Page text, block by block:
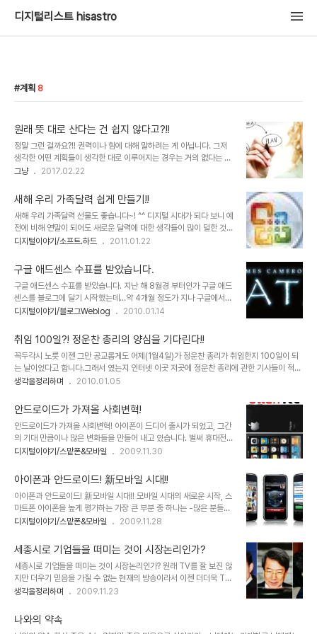
디지털리스트 hisastro
계획 8
원래 뜻 대로 산다는 건 쉽지 않다고?!!
정말 그런 걸까요?!! 권력이나 힘에 대해 말하려는 게 아닙니다. 그저
생각한 어떤 계획들이 생각한 대로 이루어지는 경우는 거의 없다는 겁
니다. 그건 하고자 했던 생각들을 실천하는 과정에 너무도 많은 변수와
하는 것처럼 보이기도 합니다. 쉽게 말하는 이들이야 계획은 그저 계획
일 뿐이라고 할지 모르지만,(이럴 때 언어 표현 능력에 늘 부족하기만
내가 너무 야속하기만 합니다. 누굴 탓할 수도 없고...) 계획이란 건 일
정한 틀로 짜여진 것만이 아니죠. 일상에서 지속하고자 다짐한 일들도
계획이랄 수 있고, 구체적이지 않더라도 삶에 대한 나름의 구상도 그
살펴 계획을 세우고 여..
그냥 2017.02.22
새해 우리 가족달력 쉽게 만들기!!
새해 우리 가족달력 선물도 좋습니다~! ^^ 디지털 시대가 되다 보니 예
전에 비해 연말이 되어도 새로운 달력에 대한 생각들이 많이 덜한 것은
사실입니다. 하지만, 노무현 대통령 기념 달력이라던지, 무한도전 등
는 적지 않아 보입니다. 또한 예전과는 다르게 나만의 달력이랄까요?
색다른 멋과 재미를 가지고 새해 달력을 만들고자 하는 마음들은 과거
보다 더하지 않나 생각됩니다. 그래서 요즘은 달력도 맞춤형으로 제작
해주는 곳들이 많이 있지요. 하지만 이렇게 별도의 돈을 들이는 것 말
고 직접 달력을 만들어 가족 친지들에게 작은 선물로 나누어 주는 것도
이 우선 어렵지 않을까 생각을..
디지털이야기/소프트.하드 2011.01.22
구글 애드센스 수표를 받았습니다.
구글 애드센스 수표를 받았습니다. 지난 해 8월경 부터인가 구글 애드
센스를 블로그에 달기 시작했는데...약 4개월 정도가 지나 구글에서
보내온 수표를 어제 받아 보게 되었습니다. 이미 몇년 전부터 구글 애
Quick Cash 방식이 도입되어 최근 들어서는 구글 애드센스 수표를
받았다는 포스트는 별로 보질 못하는 듯 합니다.암튼, 이렇게 수표를
받게 되니 기분이 묘해집니다.광고 수입을 목적으로 블로그를 운영하
는 것은 아니지만, 블로그 운영과 상호작용의 성격으로써 광고를 생각
하고는 있습니다. "하츠의 꿈" 블로글 운영하시면서 최근 오픈한 명섭
되는 하나의 방법으로써 블로그..
디지털이야기/블로그Weblog 2010.01.14
취임 100일?! 정운찬 총리의 양심을 기다린다!!
꼭두각시 노릇 이젠 그만 공교롭게도 어제(1월4일)가 정운찬 총리가 취임한지 100일이 되
는 날이었다고 합니다.그래서 였는지 인터넷 이곳 저곳에 정운찬 총리에 관한 기사들이 적지
않았던 것이었나 봅니다.그리고 그 "100"이라는 숫자와 연계한 세종시 문제는 이제 정운찬
의 모습을 보면, 헤세의 소설에서 데미안의 어린시절 어리석었던 일면을 보는 듯 하기도 하
고, 수많은 과거 속에서 배반을 한 자가 새로운 반대의 세상에서 보다 인정 받기 위해 그러지
않아도 될 모습까지 하며 오버하는 것 같기도 합니다.마치 자신이 엄청난 힘을 지니게 될 것
이나 아니면, 그러고자 하는 의지가 있기 때문에 그런 것인지 약간은 안쓰러워 보입니다...
생각을정리하며 2010.01.05
안드로이드가 가져올 사회변혁!
안드로이드가 가져올 사회변혁! 아이폰이 드디어 출시가 되었고, 그간
의 기대 만큼이나 많은 변화들을 만들어 내고 있습니다. 벌써 휴대전화
통신요금의 인하가 거론되거나 발표되고 있고, 이동통신사 별로 데이
보입니다. 이제 곧 안드로이드도 국내에 선보이게 됩니다. 들려오는 소
문들 중에는 "한국형 안드로이드"라는 말로 스팩이 다운된 형태의 출
시 가능성들을 시사하고 있기도 합니다만, 그것이 결코 쉽지는 않을 것
이라는 생각과 함께, 아이폰가 가져왔던 그 이상, 아니 아이폰과는 또
다른 형태로써 쉽게 가늠할 수 없을 만큼의 많은 변혁과 그에 따른 수
혁명이 우리들 생활 곧곧에 동력을 활용하는..
디지털이야기/스맡폰&모바일 2009.11.30
아이폰과 안드로이드! 新모바일 시대!!
아이폰과 안드로이드! 新모바일 시대!! 모바일 시대의 새로운 시작, 스
마트폰 아이폰을 높게 평가하는 가장 큰 부분 중 하나는 -많은 분들이
그렇게 생각을 하고 계시겠지만- 무엇보다도 완성도 높은 기능이며,
화를 이끌었다는 점입니다. 기존의 음성 통화가 휴대전화의 중심이었
다면, 아이폰은 무선 인터넷을 기반으로 하는 데이터통신을 이동통신
흐름의 중심으로 이끌었다는 건 누구도 부인하지 못할 중요한 사안이
라고 봅니다. 아이폰 11월28일 드디어 국내 출시 국내에서도 KT를 통
해 아이폰이 출시되면서 "담달 폰"이라는 오명은 벗었습니다. 아이폰
쩍 넘겼다는 것만으로도 아이폰에 대한 기대..
디지털이야기/스맡폰&모바일 2009.11.28
세종시로 기업들을 떠미는 것이 시장논리인가?
세종시로 기업들을 떠미는 것이 시장논리인가? 원래 TV를 잘 보진 않
지만 더우기 믿음을 가질 수 없는 현재의 방송이라서 이젠 더더욱 TV
와 멀어지는 느낌입니다. 하지만, 어쩔 수 없이 들려오는 얘기라던가
가중되는 느낌입니다. 언제고 그 원칙이란 것을 지켰던 인물들이 아니
었음에도... 최소한의 양심이라면... 자신들이 내세웠던 논리는 짜 맞추
생각을정리하며 2009.11.23
나와의 약속